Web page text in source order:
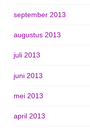
september 2013
augustus 2013
juli 2013
juni 2013
mei 2013
april 2013